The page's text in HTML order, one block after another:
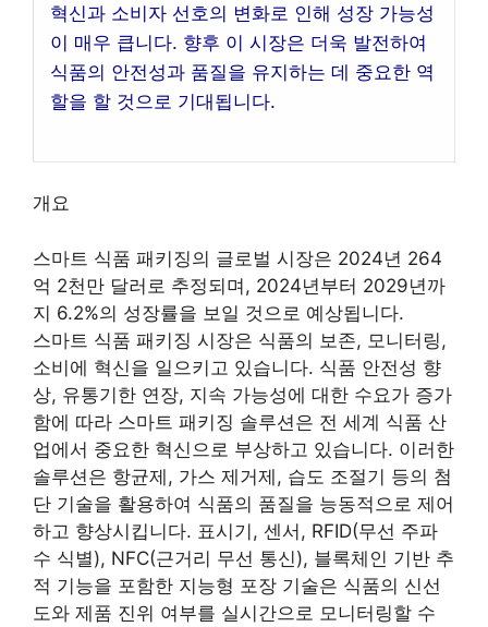
혁신과 소비자 선호의 변화로 인해 성장 가능성
이 매우 큽니다. 향후 이 시장은 더욱 발전하여
식품의 안전성과 품질을 유지하는 데 중요한 역
할을 할 것으로 기대됩니다.
개요
스마트 식품 패키징의 글로벌 시장은 2024년 264
억 2천만 달러로 추정되며, 2024년부터 2029년까
지 6.2%의 성장률을 보일 것으로 예상됩니다.
스마트 식품 패키징 시장은 식품의 보존, 모니터링,
소비에 혁신을 일으키고 있습니다. 식품 안전성 향
상, 유통기한 연장, 지속 가능성에 대한 수요가 증가
함에 따라 스마트 패키징 솔루션은 전 세계 식품 산
업에서 중요한 혁신으로 부상하고 있습니다. 이러한
솔루션은 항균제, 가스 제거제, 습도 조절기 등의 첨
단 기술을 활용하여 식품의 품질을 능동적으로 제어
하고 향상시킵니다. 표시기, 센서, RFID(무선 주파
수 식별), NFC(근거리 무선 통신), 블록체인 기반 추
적 기능을 포함한 지능형 포장 기술은 식품의 신선
도와 제품 진위 여부를 실시간으로 모니터링할 수